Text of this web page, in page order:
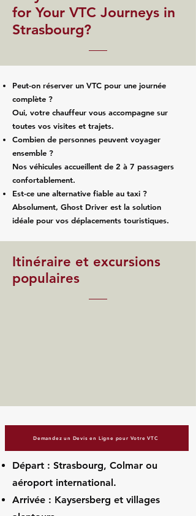
for Your VTC Journeys in
Strasbourg?
Peut-on réserver un VTC pour une journée
complète ?
Oui, votre chauffeur vous accompagne sur
toutes vos visites et trajets.
Combien de personnes peuvent voyager
ensemble ?
Nos véhicules accueillent de 2 à 7 passagers
confortablement.
Est-ce une alternative fiable au taxi ?
Absolument, Ghost Driver est la solution
idéale pour vos déplacements touristiques.
Itinéraire et excursions
populaires
Demandez un Devis en Ligne pour Votre VTC
Départ : Strasbourg, Colmar ou
aéroport international.
Arrivée : Kaysersberg et villages